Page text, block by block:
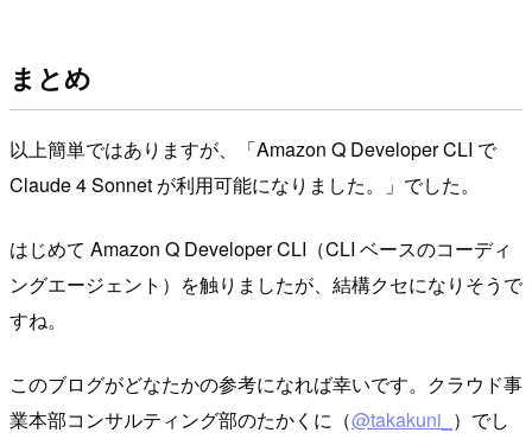
まとめ
以上簡単ではありますが、「Amazon Q Developer CLI で
Claude 4 Sonnet が利用可能になりました。」でした。
はじめて Amazon Q Developer CLI（CLI ベースのコーディ
ングエージェント）を触りましたが、結構クセになりそうで
すね。
このブログがどなたかの参考になれば幸いです。クラウド事
業本部コンサルティング部のたかくに（@takakuni_ ）でし